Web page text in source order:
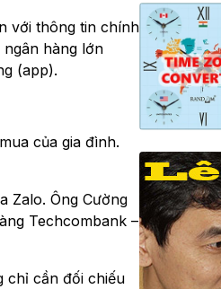
với thông tin chính
hàng lớn
(app).
của gia đình.
Zalo. Ông Cường
Techcombank –
chỉ cần đối chiếu